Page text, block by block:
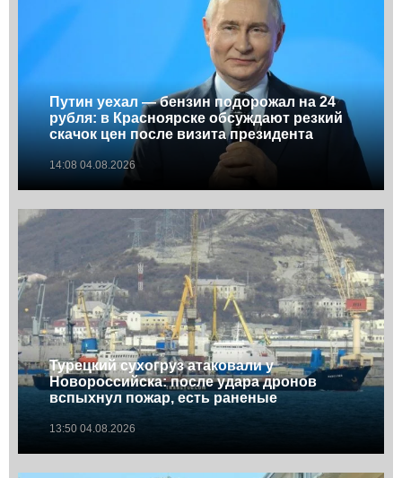
Путин уехал — бензин подорожал на 24
рубля: в Красноярске обсуждают резкий
скачок цен после визита президента
14:08 04.08.2026
Турецкий сухогруз атаковали у
Новороссийска: после удара дронов
вспыхнул пожар, есть раненые
13:50 04.08.2026